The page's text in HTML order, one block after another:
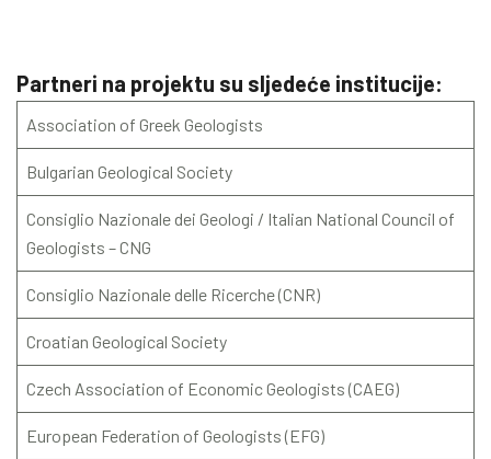
Partneri na projektu su sljedeće institucije:
Association of Greek Geologists
Bulgarian Geological Society
Consiglio Nazionale dei Geologi / Italian National Council of
Geologists – CNG
Consiglio Nazionale delle Ricerche (CNR)
Croatian Geological Society
Czech Association of Economic Geologists (CAEG)
European Federation of Geologists (EFG)